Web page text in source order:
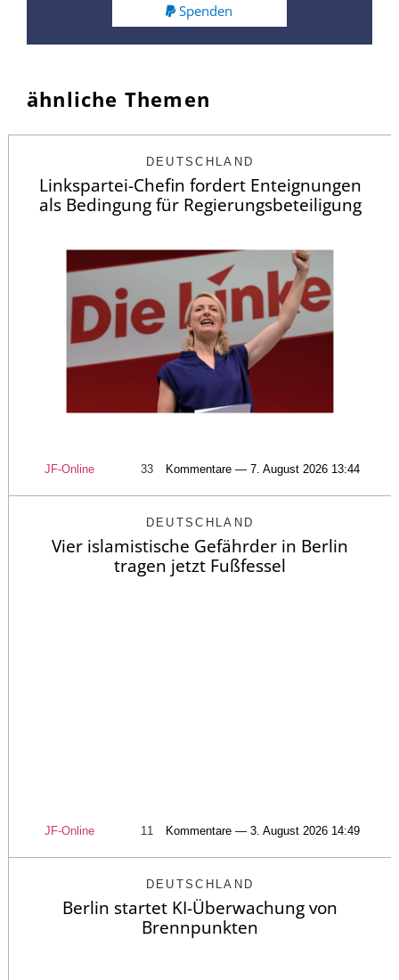
Spenden
ähnliche Themen
DEUTSCHLAND
Linkspartei-Chefin fordert Enteignungen
als Bedingung für Regierungsbeteiligung
JF-Online 33 Kommentare — 7. August 2026 13:44
DEUTSCHLAND
Vier islamistische Gefährder in Berlin
tragen jetzt Fußfessel
JF-Online 11 Kommentare — 3. August 2026 14:49
DEUTSCHLAND
Berlin startet KI-Überwachung von
Brennpunkten